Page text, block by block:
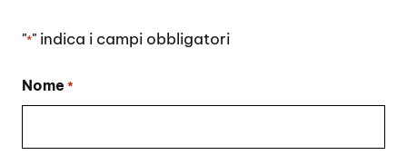
"*" indica i campi obbligatori
Nome *